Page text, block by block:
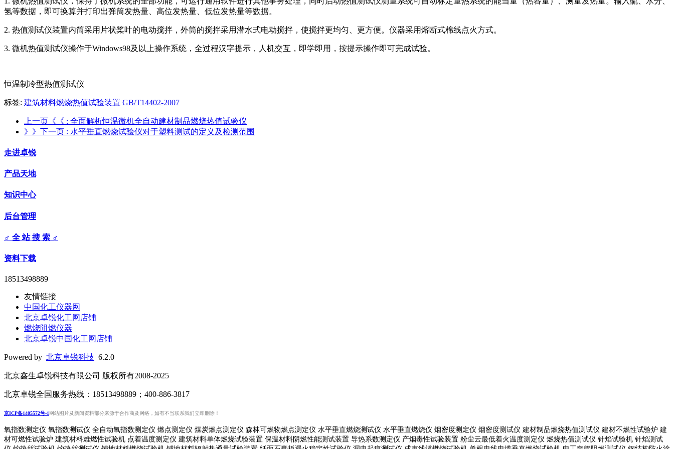
氢等数据，即可换算并打印出弹筒发热量、高位发热量、低位发热量等数据。
2. 热值测试仪装置内筒采用片状桨叶的电动搅拌，外筒的搅拌采用潜水式电动搅拌，使搅拌更均匀、更方便。仪器采用熔断式棉线点火方式。
3. 微机热值测试仪操作于Windows98及以上操作系统，全过程汉字提示，人机交互，即学即用，按提示操作即可完成试验。
恒温制冷型热值测试仪
标签: 建筑材料燃烧热值试验装置 GB/T14402-2007
上一页《《 : 全面解析恒温微机全自动建材制品燃烧热值试验仪
》》下一页 : 水平垂直燃烧试验仪对于塑料测试的定义及检测范围
走进卓锐
产品天地
知识中心
后台管理
♂ 全 站 搜 索 ♂
资料下载
18513498889
友情链接
中国化工仪器网
北京卓锐化工网店铺
燃烧阻燃仪器
北京卓锐中国化工网店铺
Powered by 北京卓锐科技 6.2.0
北京鑫生卓锐科技有限公司 版权所有2008-2025
北京卓锐全国服务热线：18513498889；400-886-3817
京ICP备1405572号-1网站图片及新闻资料部分来源于合作商及网络，如有不当联系我们立即删除！
氧指数测定仪 氧指数测试仪 全自动氧指数测定仪 燃点测定仪 煤炭燃点测定仪 森林可燃物燃点测定仪 水平垂直燃烧测试仪 水平垂直燃烧仪 烟密度测定仪 烟密度测试仪 建材制品燃烧热值测试仪 建材不燃性试验炉 建
材可燃性试验炉 建筑材料难燃性试验机 点着温度测定仪 建筑材料单体燃烧试验装置 保温材料阴燃性能测试装置 导热系数测定仪 产烟毒性试验装置 粉尘云最低着火温度测定仪 燃烧热值测试仪 针焰试验机 针焰测试